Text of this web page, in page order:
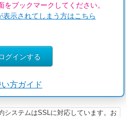
をブックマークしてください。
示されてしまう方はこちら
グインする
方ガイド
システムはSSLに対応しています。お